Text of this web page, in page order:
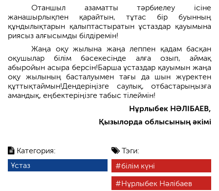
Категория:
Ұстаз
Тэги:
білім күні
Нұрлыбек Нәлібаев
Отаншыл азаматты тәрбиелеу ісіне
жанашырлықпен қарайтын, тұтас бір буынның
құндылықтарын қалыптастыратын ұстаздар қауымына
риясыз алғысымды білдіремін!
Жаңа оқу жылына жаңа леппен қадам басқан
оқушылар білім бәсекесінде алға озып, аймақ
абыройын асыра берсін!Барша ұстаздар қауымын жаңа
оқу жылының басталуымен тағы да шын жүректен
құттықтаймын!Дендеріңізге саулық, отбастарыңызға
амандық, еңбектеріңізге табыс тілеймін!
Нұрлыбек НӘЛІБАЕВ,
Қызылорда облысының әкімі